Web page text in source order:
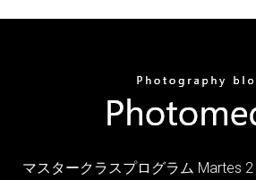
マスタークラスプログラム Martes